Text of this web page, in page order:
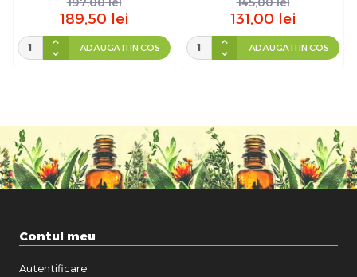
189,50 lei
ADAUGATI IN COS
131,00 lei
ADAUGATI IN COS
Contul meu
Autentificare